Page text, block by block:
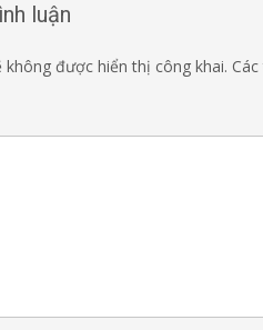
luận
không được hiển thị công khai.